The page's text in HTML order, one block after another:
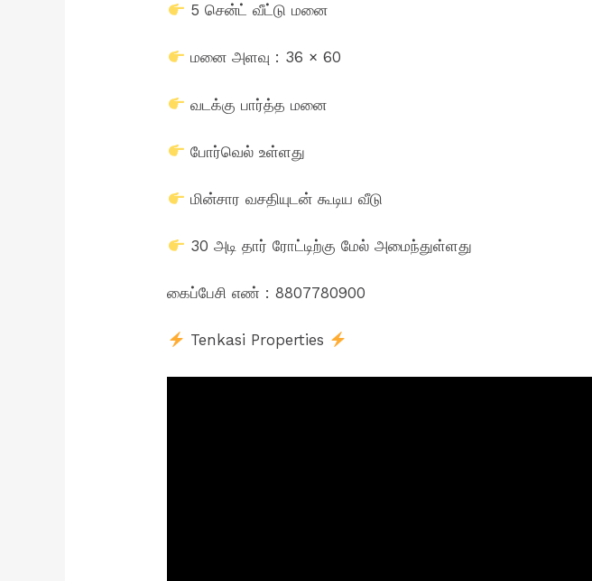
5 சென்ட் வீட்டு மனை
மனை அளவு : 36 × 60
வடக்கு பார்த்த மனை
போர்வெல் உள்ளது
மின்சார வசதியுடன் கூடிய வீடு
30 அடி தார் ரோட்டிற்கு மேல் அமைந்துள்ளது
கைப்பேசி எண் : 8807780900
Tenkasi Properties